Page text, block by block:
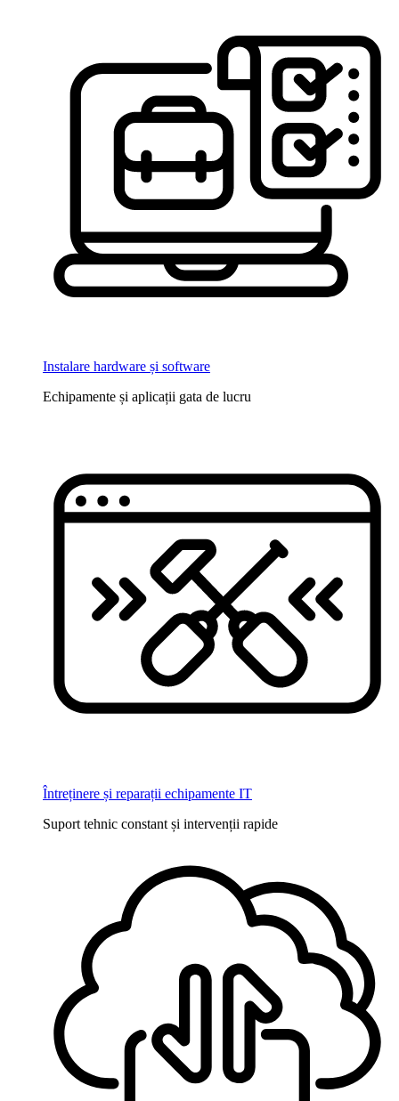
Instalare hardware și software
Echipamente și aplicații gata de lucru
Întreținere și reparații echipamente IT
Suport tehnic constant și intervenții rapide